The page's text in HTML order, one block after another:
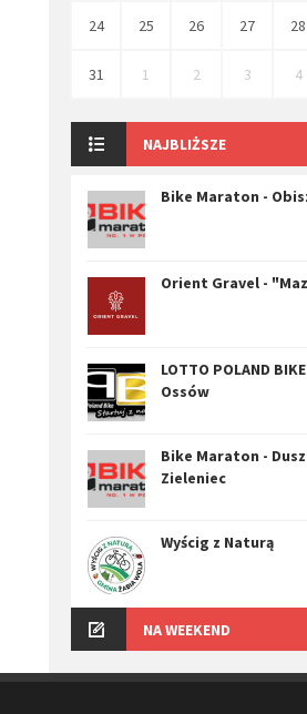
24 25 26 27 28
31 1 2 3 4
NAJBLIŻSZE
Bike Maraton -
Orient Gravel -
LOTTO POLAND
Ossów
Bike Maraton -
Zieleniec
Wyścig z Naturą
NA WEEKEND